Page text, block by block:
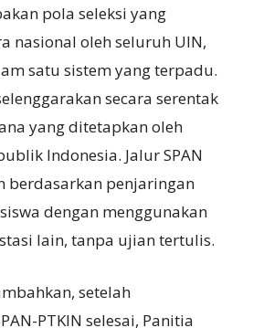
pola seleksi yang
nasional oleh seluruh UIN,
satu sistem yang terpadu.
secara serentak
yang ditetapkan oleh
Indonesia. Jalur SPAN
berdasarkan penjaringan
dengan menggunakan
lain, tanpa ujian tertulis.
setelah
PTKIN selesai, Panitia